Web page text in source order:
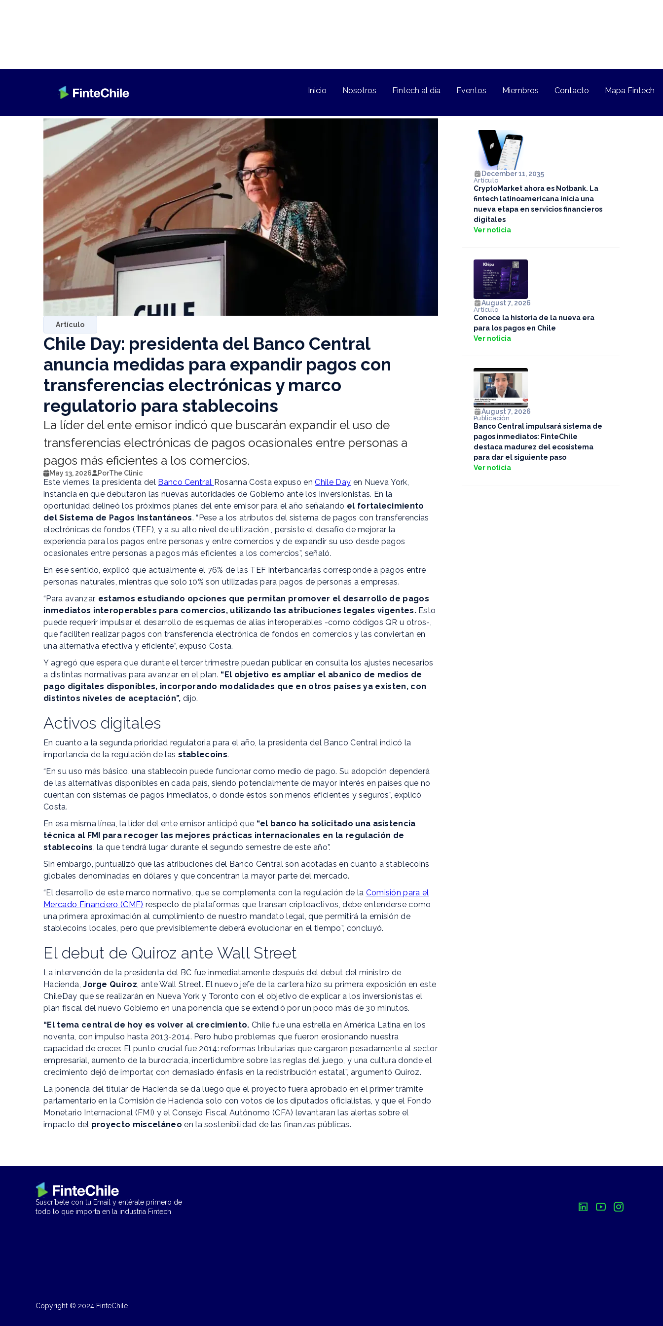
Inicio Nosotros Fintech al día Eventos Miembros Contacto Mapa Fintech
Artículo
Chile Day: presidenta del Banco Central
anuncia medidas para expandir pagos con
transferencias electrónicas y marco
regulatorio para stablecoins
La líder del ente emisor indicó que buscarán expandir el uso de
transferencias electrónicas de pagos ocasionales entre personas a
pagos más eficientes a los comercios.
May 13, 2026 PorThe Clinic
Este viernes, la presidenta del Banco Central Rosanna Costa expuso enChile Day en Nueva York,
instancia en que debutaron las nuevas autoridades de Gobierno ante los inversionistas. En la
oportunidad delineó los próximos planes del ente emisor para el año señalando el fortalecimiento
del Sistema de Pagos Instantáneos. “Pese a los atributos del sistema de pagos con transferencias
electrónicas de fondos (TEF), y a su alto nivel de utilización , persiste el desafío de mejorar la
experiencia para los pagos entre personas y entre comercios y de expandir su uso desde pagos
ocasionales entre personas a pagos más eficientes a los comercios”, señaló.
En ese sentido, explicó que actualmente el 76% de las TEF interbancarias corresponde a pagos entre
personas naturales, mientras que solo 10% son utilizadas para pagos de personas a empresas.
“Para avanzar, estamos estudiando opciones que permitan promover el desarrollo de pagos
inmediatos interoperables para comercios, utilizando las atribuciones legales vigentes. Esto
puede requerir impulsar el desarrollo de esquemas de alias interoperables -como códigos QR u otros-,
que faciliten realizar pagos con transferencia electrónica de fondos en comercios y las conviertan en
una alternativa efectiva y eficiente”, expuso Costa.
Y agregó que espera que durante el tercer trimestre puedan publicar en consulta los ajustes necesarios
a distintas normativas para avanzar en el plan. “El objetivo es ampliar el abanico de medios de
pago digitales disponibles, incorporando modalidades que en otros países ya existen, con
distintos niveles de aceptación”, dijo.
Activos digitales
En cuanto a la segunda prioridad regulatoria para el año, la presidenta del Banco Central indicó la
importancia de la regulación de las stablecoins.
“En su uso más básico, una stablecoin puede funcionar como medio de pago. Su adopción dependerá
de las alternativas disponibles en cada país, siendo potencialmente de mayor interés en países que no
cuentan con sistemas de pagos inmediatos, o donde éstos son menos eficientes y seguros”, explicó
Costa.
En esa misma línea, la líder del ente emisor anticipó que “el banco ha solicitado una asistencia
técnica al FMI para recoger las mejores prácticas internacionales en la regulación de
stablecoins, la que tendrá lugar durante el segundo semestre de este año”.
Sin embargo, puntualizó que las atribuciones del Banco Central son acotadas en cuanto a stablecoins
globales denominadas en dólares y que concentran la mayor parte del mercado.
“El desarrollo de este marco normativo, que se complementa con la regulación de la Comisión para el
Mercado Financiero (CMF) respecto de plataformas que transan criptoactivos, debe entenderse como
una primera aproximación al cumplimiento de nuestro mandato legal, que permitirá la emisión de
stablecoins locales, pero que previsiblemente deberá evolucionar en el tiempo”, concluyó.
El debut de Quiroz ante Wall Street
La intervención de la presidenta del BC fue inmediatamente después del debut del ministro de
Hacienda,Jorge Quiroz, ante Wall Street. El nuevo jefe de la cartera hizo su primera exposición en este
ChileDay que se realizarán en Nueva York y Toronto con el objetivo de explicar a los inversionistas el
plan fiscal del nuevo Gobierno en una ponencia que se extendió por un poco más de 30 minutos.
“El tema central de hoy es volver al crecimiento. Chile fue una estrella en América Latina en los
noventa, con impulso hasta 2013-2014. Pero hubo problemas que fueron erosionando nuestra
capacidad de crecer. El punto crucial fue 2014: reformas tributarias que cargaron pesadamente al sector
empresarial, aumento de la burocracia, incertidumbre sobre las reglas del juego, y una cultura donde el
crecimiento dejó de importar, con demasiado énfasis en la redistribución estatal”, argumentó Quiroz.
La ponencia del titular de Hacienda se da luego que el proyecto fuera aprobado en el primer trámite
parlamentario en la Comisión de Hacienda solo con votos de los diputados oficialistas, y que el Fondo
Monetario Internacional (FMI) y el Consejo Fiscal Autónomo (CFA) levantaran las alertas sobre el
impacto del proyecto misceláneo en la sostenibilidad de las finanzas públicas.
December 11, 2035
Artículo
CryptoMarket ahora es Notbank. La
fintech latinoamericana inicia una
nueva etapa en servicios financieros
digitales
Ver noticia
August 7, 2026
Artículo
Conoce la historia de la nueva era
para los pagos en Chile
Ver noticia
August 7, 2026
Publicación
Banco Central impulsará sistema de
pagos inmediatos: FinteChile
destaca madurez del ecosistema
para dar el siguiente paso
Ver noticia
Suscríbete con tu Email y entérate primero de
todo lo que importa en la industria Fintech
Copyright © 2024 FinteChile